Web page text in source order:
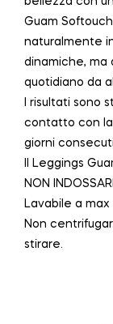
Guam
naturalmente
dinamiche, ma
quotidiano da
I risultati sono
contatto con la
giorni
Il Leggings
NON
Lavabile a max
Non
stirare.